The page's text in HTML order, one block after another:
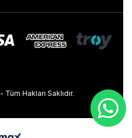
- Tüm Hakları Saklıdır.